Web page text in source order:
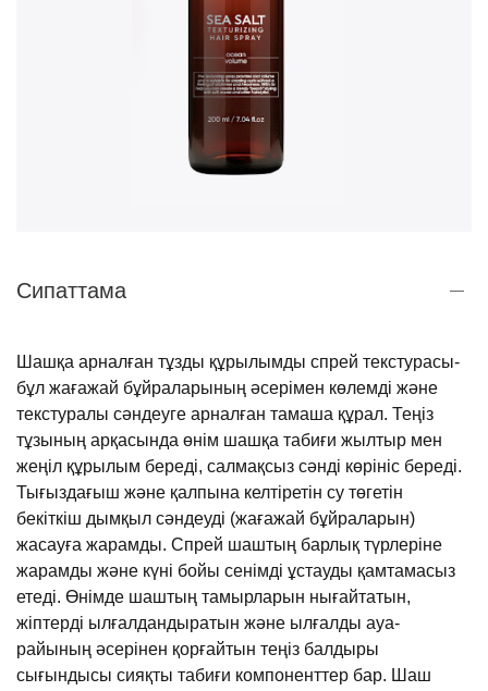
Сипаттама
Шашқа арналған тұзды құрылымды спрей текстурасы-
бұл жағажай бұйраларының әсерімен көлемді және
текстуралы сәндеуге арналған тамаша құрал. Теңіз
тұзының арқасында өнім шашқа табиғи жылтыр мен
жеңіл құрылым береді, салмақсыз сәнді көрініс береді.
Тығыздағыш және қалпына келтіретін су төгетін
бекіткіш дымқыл сәндеуді (жағажай бұйраларын)
жасауға жарамды. Спрей шаштың барлық түрлеріне
жарамды және күні бойы сенімді ұстауды қамтамасыз
етеді. Өнімде шаштың тамырларын нығайтатын,
жіптерді ылғалдандыратын және ылғалды ауа-
райының әсерінен қорғайтын теңіз балдыры
сығындысы сияқты табиғи компоненттер бар. Шаш